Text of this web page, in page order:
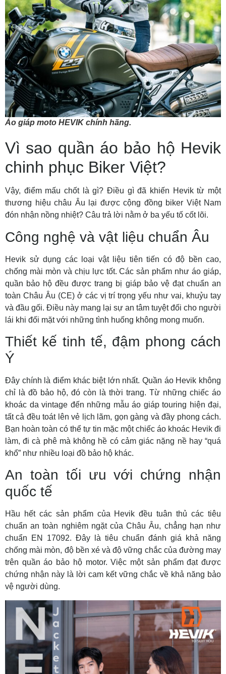
Áo giáp moto HEVIK chính hãng.
Vì sao quần áo bảo hộ Hevik
chinh phục Biker Việt?
Vậy, điểm mấu chốt là gì? Điều gì đã khiến Hevik từ một
thương hiệu châu Âu lại được cộng đồng biker Việt Nam
đón nhận nồng nhiệt? Câu trả lời nằm ở ba yếu tố cốt lõi.
Công nghệ và vật liệu chuẩn Âu
Hevik sử dụng các loại vật liệu tiên tiến có độ bền cao,
chống mài mòn và chịu lực tốt. Các sản phẩm như áo giáp,
quần bảo hộ đều được trang bị giáp bảo vệ đạt chuẩn an
toàn Châu Âu (CE) ở các vị trí trọng yếu như vai, khuỷu tay
và đầu gối. Điều này mang lại sự an tâm tuyệt đối cho người
lái khi đối mặt với những tình huống không mong muốn.
Thiết kế tinh tế, đậm phong cách
Ý
Đây chính là điểm khác biệt lớn nhất. Quần áo Hevik không
chỉ là đồ bảo hộ, đó còn là thời trang. Từ những chiếc áo
khoác da vintage đến những mẫu áo giáp touring hiện đại,
tất cả đều toát lên vẻ lịch lãm, gọn gàng và đầy phong cách.
Bạn hoàn toàn có thể tự tin mặc một chiếc áo khoác Hevik đi
làm, đi cà phê mà không hề có cảm giác nặng nề hay “quá
khổ” như nhiều loại đồ bảo hộ khác.
An toàn tối ưu với chứng nhận
quốc tế
Hầu hết các sản phẩm của Hevik đều tuân thủ các tiêu
chuẩn an toàn nghiêm ngặt của Châu Âu, chẳng hạn như
chuẩn EN 17092. Đây là tiêu chuẩn đánh giá khả năng
chống mài mòn, độ bền xé và độ vững chắc của đường may
trên quần áo bảo hộ motor. Việc một sản phẩm đạt được
chứng nhận này là lời cam kết vững chắc về khả năng bảo
vệ người dùng.